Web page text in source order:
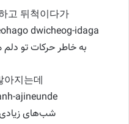
고 뒤척이다가
dwicheog-idaga
به خاطر حرکات تو دلم
아지는데
ajineunde
شب‌های